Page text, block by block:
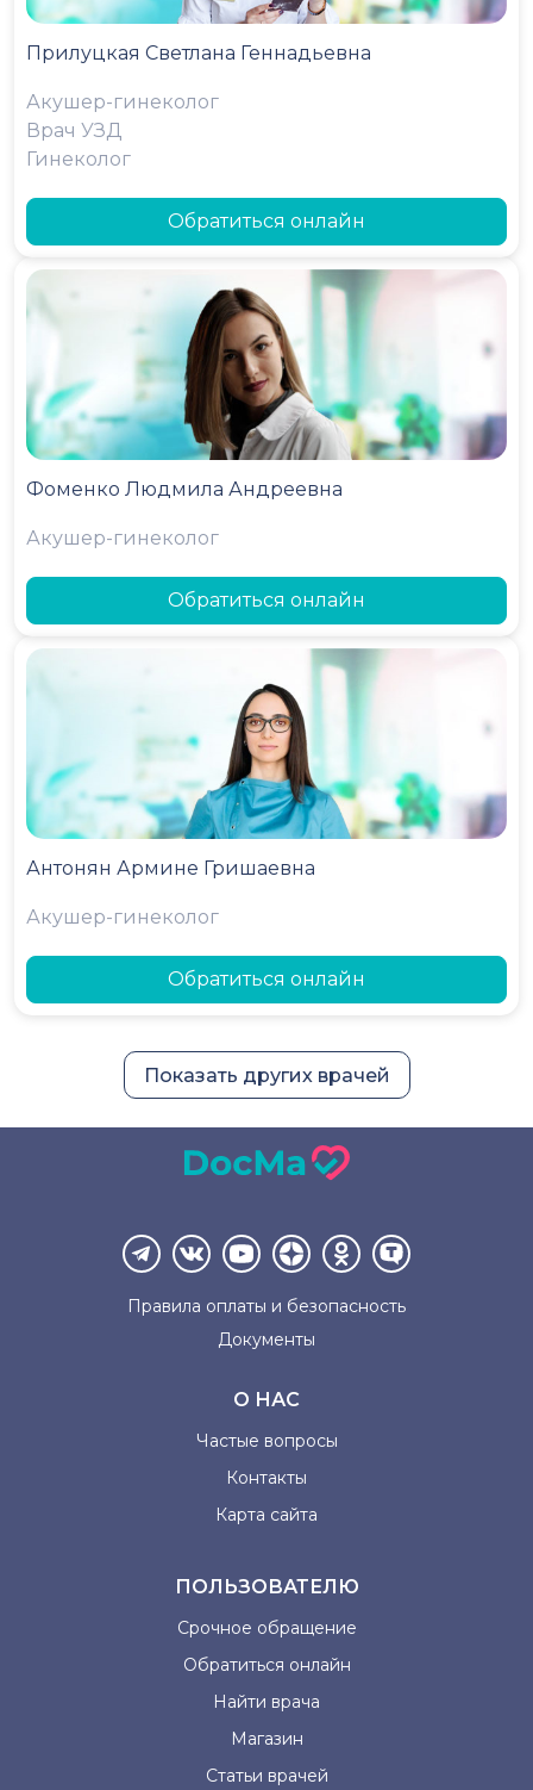
Прилуцкая Светлана Геннадьевна
Акушер-гинеколог
Врач УЗД
Гинеколог
Обратиться онлайн
Фоменко Людмила Андреевна
Акушер-гинеколог
Обратиться онлайн
Антонян Армине Гришаевна
Акушер-гинеколог
Обратиться онлайн
Показать других врачей
Правила оплаты и безопасность
Документы
О НАС
Частые вопросы
Контакты
Карта сайта
ПОЛЬЗОВАТЕЛЮ
Срочное обращение
Обратиться онлайн
Найти врача
Магазин
Статьи врачей